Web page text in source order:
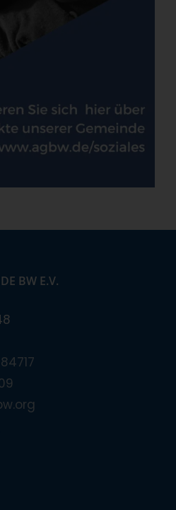
BW E.V.